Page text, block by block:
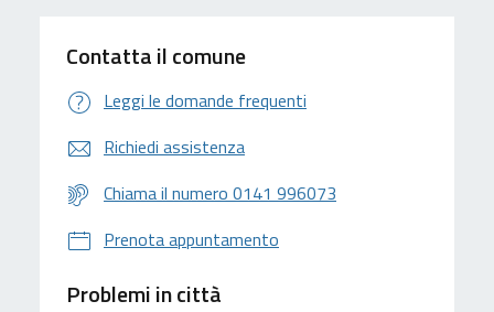
Contatta il comune
Leggi le domande frequenti
Richiedi assistenza
Chiama il numero 0141 996073
Prenota appuntamento
Problemi in città